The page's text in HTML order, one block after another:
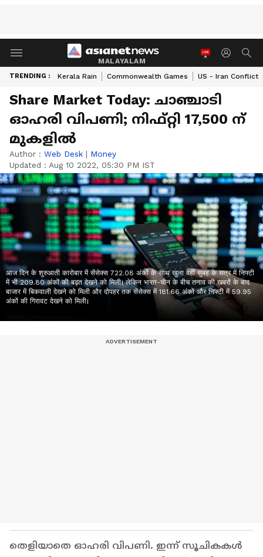
MALAYALAM
TRENDING : Kerala Rain Commonwealth Games US - Iran Conflict
Share Market Today: ചാഞ്ചാടി
ഓഹരി വിപണി; നിഫ്റ്റി 17,500 ന്
മുകളിൽ
Author : Web Desk | Money
Updated : Aug 10 2022, 05:30 PM IST
आज दिन के शुरुआती कारोबार में सेंसेक्स 722.08 अंकों के साथ खुला वहीं सुबह के सत्र में निफ्टी
में भी 209.80 अंकों की बढ़त देखने को मिली। लेकिन भारत-चीन के बीच तनाव की खबरों के बाद
बाजार में बिकवाली देखने को मिली और दोपहर तक सेंसेक्स में 181.66 अंकों और निफ्टी में 59.95
अंकों की गिरावट देखने को मिली।
തെളിയാതെ ഓഹരി വിപണി. ഇന്ന് സൂചികകൾ